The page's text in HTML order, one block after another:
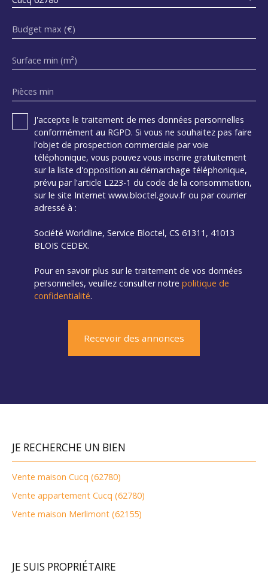
Budget max (€)
Surface min (m²)
Pièces min
J'accepte le traitement de mes données personnelles
conformément au RGPD. Si vous ne souhaitez pas faire
l'objet de prospection commerciale par voie
téléphonique, vous pouvez vous inscrire gratuitement
sur la liste d'opposition au démarchage téléphonique,
prévu par l'article L223-1 du code de la consommation,
sur le site Internet www.bloctel.gouv.fr ou par courrier
adressé à :
Société Worldline, Service Bloctel, CS 61311, 41013
BLOIS CEDEX.
Pour en savoir plus sur le traitement de vos données
personnelles, veuillez consulter notre politique de
confidentialité.
Recevoir des annonces
JE RECHERCHE UN BIEN
Vente maison Cucq (62780)
Vente appartement Cucq (62780)
Vente maison Merlimont (62155)
JE SUIS PROPRIÉTAIRE